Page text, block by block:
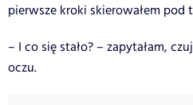
pierwsze kroki skierowałem pod
– I co się stało? – zapytałam,
oczu.